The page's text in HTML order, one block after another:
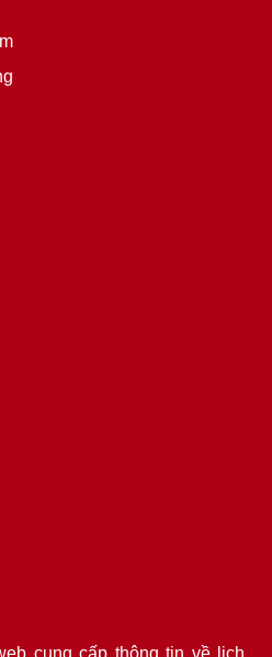
cung cấp thông tin về lịch